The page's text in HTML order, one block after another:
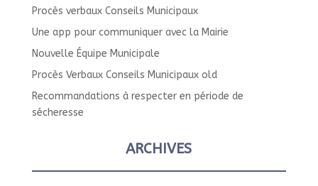
Procès verbaux Conseils Municipaux
Une app pour communiquer avec la Mairie
Nouvelle Équipe Municipale
Procès Verbaux Conseils Municipaux old
Recommandations à respecter en période de
sécheresse
ARCHIVES